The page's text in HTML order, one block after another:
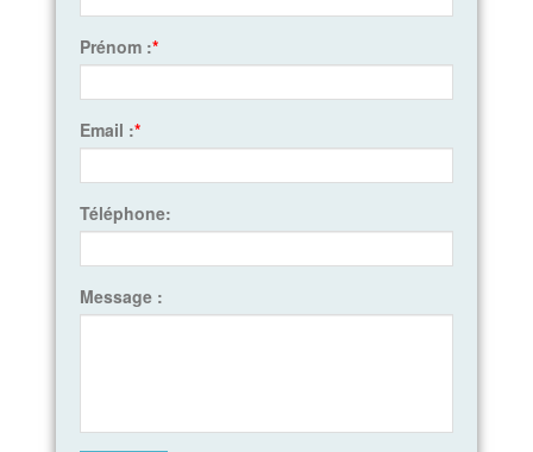
Prénom :*
Email :*
Téléphone:
Message :